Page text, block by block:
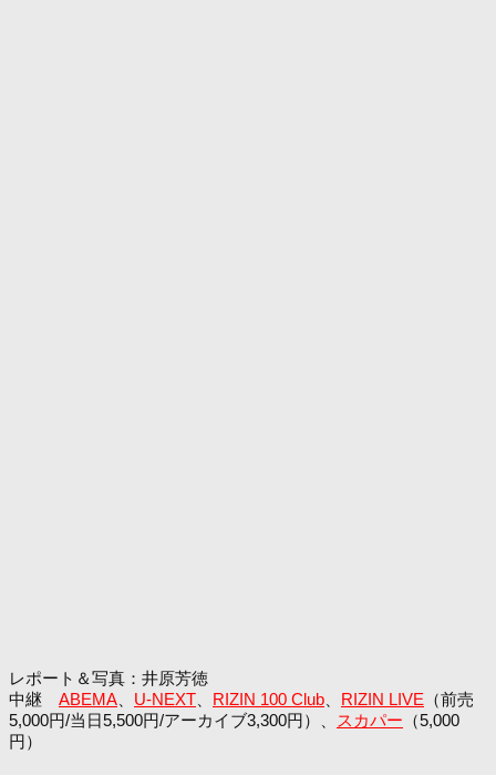
レポート＆写真：井原芳徳
中継 ABEMA U-NEXT RIZIN 100 Club RIZIN LIVE （前売
5,000円/当日5,500円/アーカイブ3,300円）、
スカパー （5,000
円）